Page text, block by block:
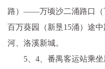
路）——万顷沙二涌路口
百万葵园（新垦15涌）途
河、洛溪新城。
5、4、番禺客运站